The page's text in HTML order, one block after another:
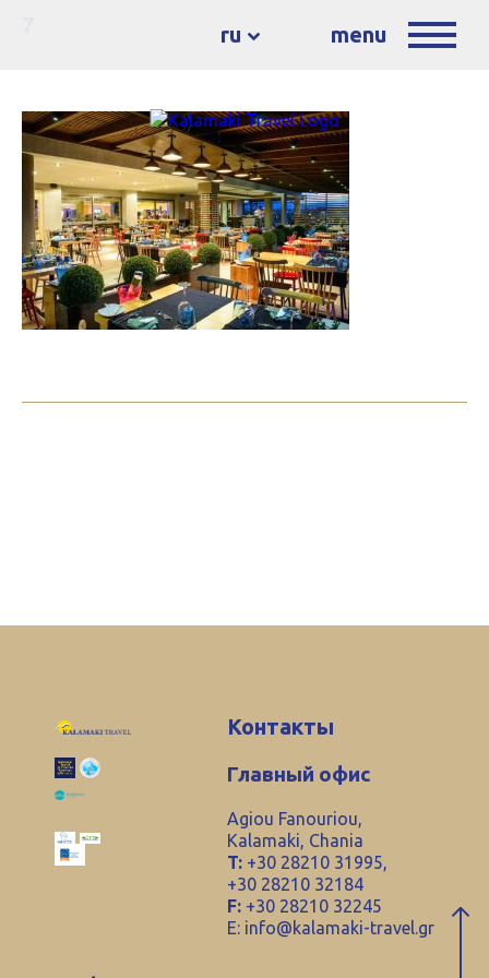
ru menu
Контакты
Главный офис
Agiou Fanouriou,
Kalamaki, Chania
T: +30 28210 31995,
+30 28210 32184
F: +30 28210 32245
E: info@kalamaki-travel.gr